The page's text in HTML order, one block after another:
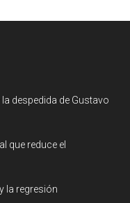
la despedida de Gustavo
que reduce el
la regresión